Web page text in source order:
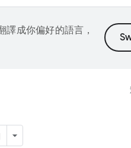
成你偏好的語言，